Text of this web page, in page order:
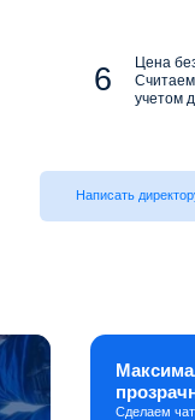
Цена
Считаем
учетом
Написать
Сделаем